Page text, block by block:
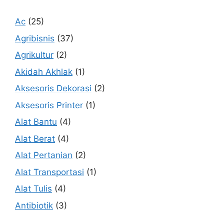
Ac (25)
Agribisnis (37)
Agrikultur (2)
Akidah Akhlak (1)
Aksesoris Dekorasi (2)
Aksesoris Printer (1)
Alat Bantu (4)
Alat Berat (4)
Alat Pertanian (2)
Alat Transportasi (1)
Alat Tulis (4)
Antibiotik (3)